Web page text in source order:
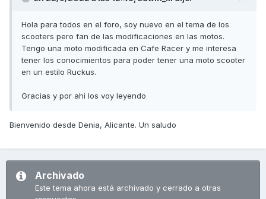
Hola para todos en el foro, soy nuevo en el tema de los
scooters pero fan de las modificaciones en las motos.
Tengo una moto modificada en Cafe Racer y me interesa
tener los conocimientos para poder tener una moto scooter
en un estilo Ruckus.
Gracias y por ahi los voy leyendo
Bienvenido desde Denia, Alicante. Un saludo
Archivado
Este tema ahora está archivado y cerrado a otras